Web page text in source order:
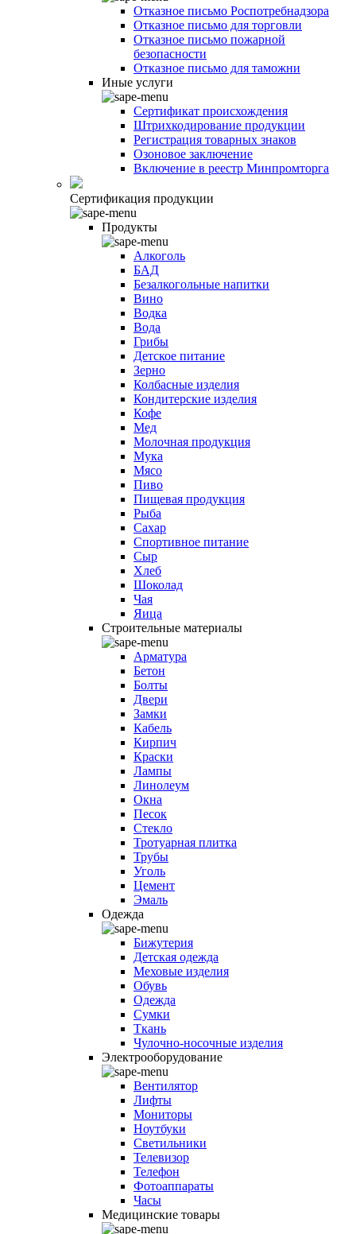
Отказное письмо Роспотребнадзора
Отказное письмо для торговли
Отказное письмо пожарной
безопасности
Отказное письмо для таможни
Иные услуги
Сертификат происхождения
Штрихкодирование продукции
Регистрация товарных знаков
Озоновое заключение
Включение в реестр Минпромторга
Сертификация продукции
Продукты
Алкоголь
БАД
Безалкогольные напитки
Вино
Водка
Вода
Грибы
Детское питание
Зерно
Колбасные изделия
Кондитерские изделия
Кофе
Мед
Молочная продукция
Мука
Мясо
Пиво
Пищевая продукция
Рыба
Сахар
Спортивное питание
Сыр
Хлеб
Шоколад
Чая
Яица
Строительные материалы
Арматура
Бетон
Болты
Двери
Замки
Кабель
Кирпич
Краски
Лампы
Линолеум
Окна
Песок
Стекло
Тротуарная плитка
Трубы
Уголь
Цемент
Эмаль
Одежда
Бижутерия
Детская одежда
Меховые изделия
Обувь
Одежда
Сумки
Ткань
Чулочно-носочные изделия
Электрооборудование
Вентилятор
Лифты
Мониторы
Ноутбуки
Светильники
Телевизор
Телефон
Фотоаппараты
Часы
Медицинские товары